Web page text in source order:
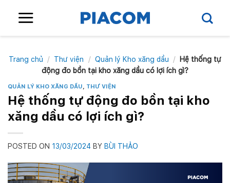
Trang chủ / Thư viện / Quản lý Kho xăng dầu /
Hệ thống tự
động đo bồn tại kho xăng dầu có lợi ích gì?
QUẢN LÝ KHO XĂNG DẦU, THƯ VIỆN
Hệ thống tự động đo bồn tại kho
xăng dầu có lợi ích gì?
POSTED ON 13/03/2024 BY BÙI THẢO